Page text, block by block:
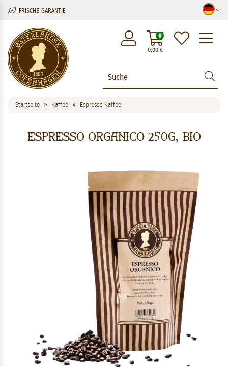
FRISCHE-GARANTIE
0,00€
0
Startseite Kaffee Espresso Kaffee
Espresso Organico 250g, BIO